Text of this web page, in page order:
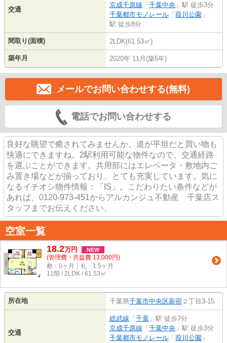
交通
京成千原線 「 千葉中央 」駅 徒歩3分
千葉都市モノレール 「 葭川公園 」
駅 徒歩8分
間取り(面積) 2LDK(61.53㎡)
築年月 2020年 11月(築5年)
メールでお問い合わせする(無料)
電話でお問い合わせする
良好な眺望で癒されてみませんか。道が平坦だと買い物も
快適にできますね。2駅利用可能な物件なので、交通経路
を選ぶことができます。共用部にはエレベータ・敷地内ご
み置き場などが揃っており、とても充実しています。気に
なるイチオシ物件情報：「IS」。こだわりたい条件などが
あれば、0120-973-451からアルカンジュ不動産 千葉店ス
タッフまでお伝えください。
空室一覧
18.2万円 NEW
(管理費・共益費 13,000円)
敷：0ヶ月｜礼：1.5ヶ月
11階 / 2LDK / 61.53㎡
所在地 千葉県千葉市中央区新宿 ２丁目3-15
交通
総武線 「 千葉 」駅 徒歩7分
京成千原線 「 千葉中央 」駅 徒歩3分
千葉都市モノレール 「 葭川公園 」